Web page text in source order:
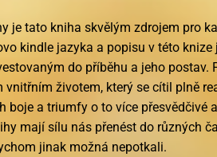
je tato kniha skvělým zdrojem pro
kindle jazyka a popisu v této knize
do příběhu a jeho postav.
životem, který se cítil plně
boje a triumfy o to více přesvědčivé
mají sílu nás přenést do různých
jinak možná nepotkali.